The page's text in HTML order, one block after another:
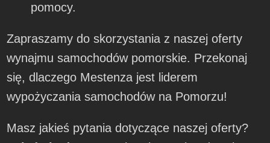
pomocy.
Zapraszamy do skorzystania z naszej oferty
wynajmu samochodów pomorskie. Przekonaj
się, dlaczego Mestenza jest liderem
wypożyczania samochodów na Pomorzu!
Masz jakieś pytania dotyczące naszej oferty?